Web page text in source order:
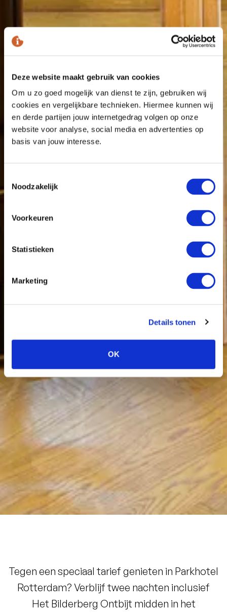
Deze website maakt gebruik van cookies
Om u zo goed mogelijk van dienst te zijn, gebruiken wij
cookies en vergelijkbare technieken. Hiermee kunnen wij
en derde partijen jouw internetgedrag volgen op onze
website voor analyse, social media en advertenties op
basis van jouw interesse.
Noodzakelijk
Voorkeuren
Statistieken
Marketing
Details tonen
OK
Tegen een speciaal tarief genieten in Parkhotel
Rotterdam? Verblijf twee nachten inclusief
Het Bilderberg Ontbijt midden in het